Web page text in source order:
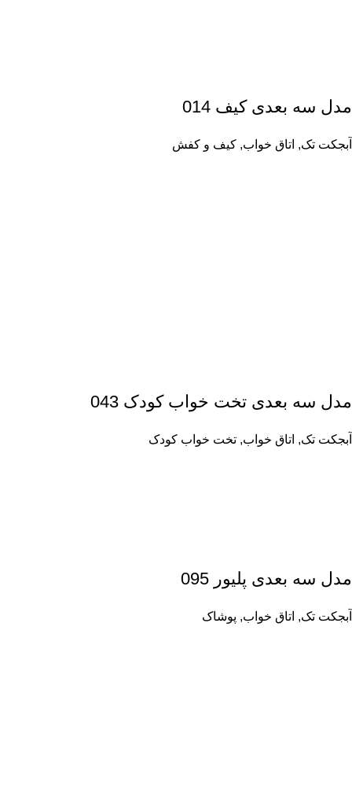
مدل سه بعدی کیف 014
آبجکت تک, اتاق خواب, کیف و کفش
مدل سه بعدی تخت خواب کودک 043
آبجکت تک, اتاق خواب, تخت خواب کودک
مدل سه بعدی پلیور 095
آبجکت تک, اتاق خواب, پوشاک